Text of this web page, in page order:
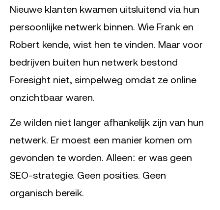
Nieuwe klanten kwamen uitsluitend via hun
persoonlijke netwerk binnen. Wie Frank en
Robert kende, wist hen te vinden. Maar voor
bedrijven buiten hun netwerk bestond
Foresight niet, simpelweg omdat ze online
onzichtbaar waren.
Ze wilden niet langer afhankelijk zijn van hun
netwerk. Er moest een manier komen om
gevonden te worden. Alleen: er was geen
SEO-strategie. Geen posities. Geen
organisch bereik.